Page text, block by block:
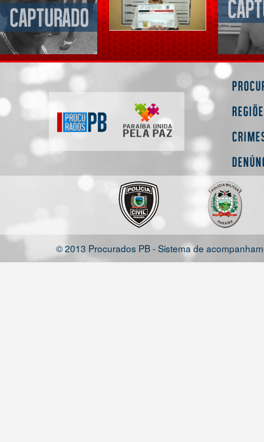
© 2013 Procurados PB - Sistema de